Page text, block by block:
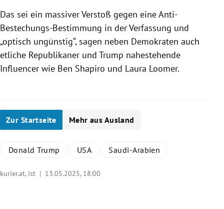
Das sei ein massiver Verstoß gegen eine Anti-
Bestechungs-Bestimmung in der Verfassung und
„optisch ungünstig“, sagen neben Demokraten auch
etliche Republikaner und Trump nahestehende
Influencer wie Ben Shapiro und Laura Loomer.
Zur Startseite Mehr aus Ausland
Donald Trump USA Saudi-Arabien
kurier.at, ist | 13.05.2025, 18:00